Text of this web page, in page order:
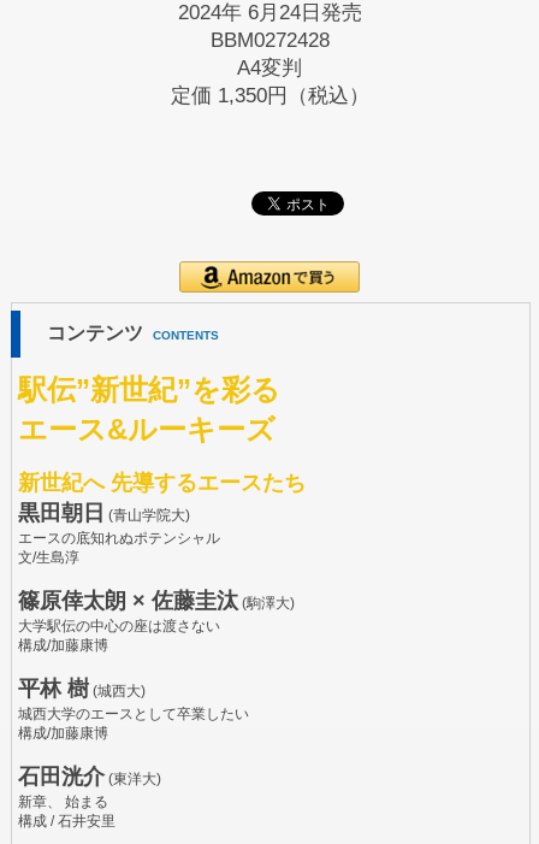
2024年 6月24日発売
BBM0272428
A4変判
定価 1,350円（税込）
コンテンツ CONTENTS
駅伝”新世紀”を彩る
エース&ルーキーズ
新世紀へ 先導するエースたち
黒田朝日 (青山学院大)
エースの底知れぬポテンシャル
文/生島淳
篠原倖太朗 × 佐藤圭汰 (駒澤大)
大学駅伝の中心の座は渡さない
構成/加藤康博
平林 樹 (城西大)
城西大学のエースとして卒業したい
構成/加藤康博
石田洸介(東洋大)
新章、 始まる
構成 / 石井安里